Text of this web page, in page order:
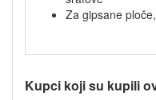
Za gipsane
Kupci koji su kupili